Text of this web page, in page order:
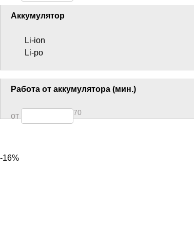
Аккумулятор
Li-ion
Li-po
Работа от аккумулятора (мин.)
от 70
-16%